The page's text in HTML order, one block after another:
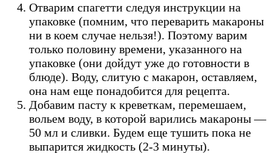
Отварим спагетти следуя инструкции на
упаковке (помним, что переварить макароны
ни в коем случае нельзя!). Поэтому варим
только половину времени, указанного на
упаковке (они дойдут уже до готовности в
блюде). Воду, слитую с макарон, оставляем,
она нам еще понадобится для рецепта.
Добавим пасту к креветкам, перемешаем,
вольем воду, в которой варились макароны —
50 мл и сливки. Будем еще тушить пока не
выпарится жидкость (2-3 минуты).